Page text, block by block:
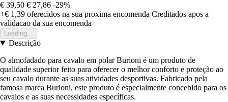
€ 39,50 € 27,86 -29%
+€ 1,39 oferecidos na sua proxima encomenda Creditados apos a
validacao da sua encomenda
Loading...
Descrição
O almofadado para cavalo em polar Burioni é um produto de
qualidade superior feito para oferecer o melhor conforto e proteção ao
seu cavalo durante as suas atividades desportivas. Fabricado pela
famosa marca Burioni, este produto é especialmente concebido para os
cavalos e as suas necessidades específicas.